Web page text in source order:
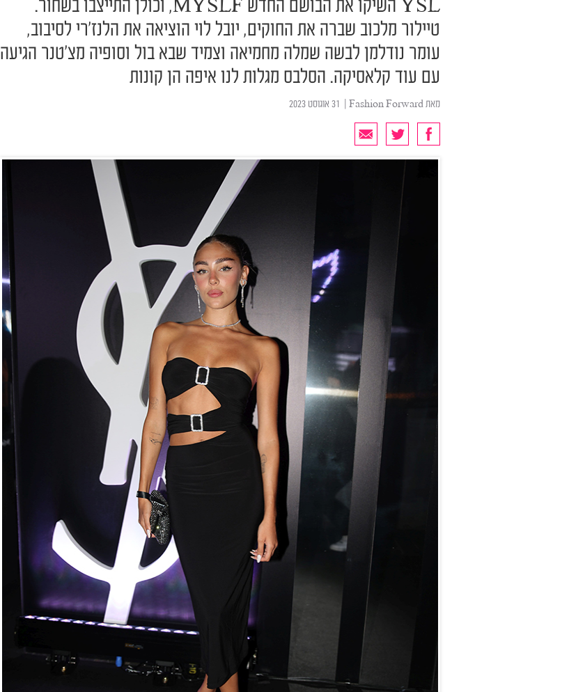
YSL השיקו את הבושם החדש MYSLF, וכולן התייצבו בשחור.
טיילור מלכוב שברה את החוקים, יובל לוי הוציאה את הלנז'רי לסיבוב,
עומר נודלמן לבשה שמלה מחמיאה וצמיד שבא בול וסופיה מצ'טנר הגיעה
עם עוד קלאסיקה. הסלבס מגלות לנו איפה הן קונות
מאתFashion Forward